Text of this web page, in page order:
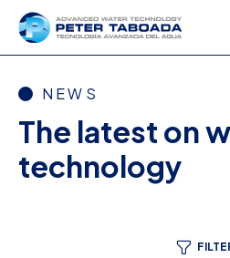
NEWS
The latest on
technology